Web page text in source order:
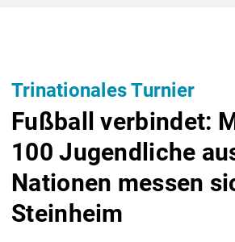
Trinationales Turnier
Fußball verbindet:
100 Jugendliche
Nationen messen
Steinheim